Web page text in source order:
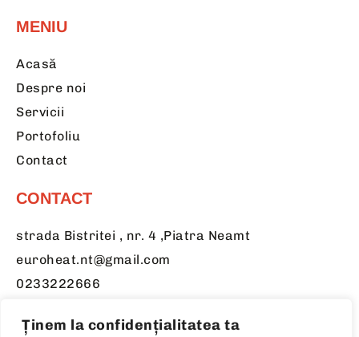
Ținem la confidențialitatea ta
MENIU
Acasă
Despre noi
Servicii
Portofoliu
Contact
CONTACT
strada Bistritei , nr. 4 ,Piatra Neamt
euroheat.nt@gmail.com
0233222666